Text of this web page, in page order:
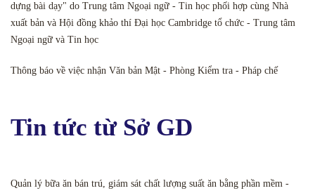
dựng bài dạy" do Trung tâm Ngoại ngữ - Tin học phối hợp cùng Nhà
xuất bản và Hội đồng khảo thí Đại học Cambridge tổ chức - Trung tâm
Ngoại ngữ và Tin học
Thông báo về việc nhận Văn bản Mật - Phòng Kiểm tra - Pháp chế
Tin tức từ Sở GD
Quản lý bữa ăn bán trú, giám sát chất lượng suất ăn bằng phần mềm -